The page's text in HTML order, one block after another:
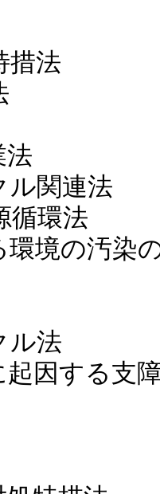
措法
法
ル関連法
循環法
環境の汚染
ル法
因する支